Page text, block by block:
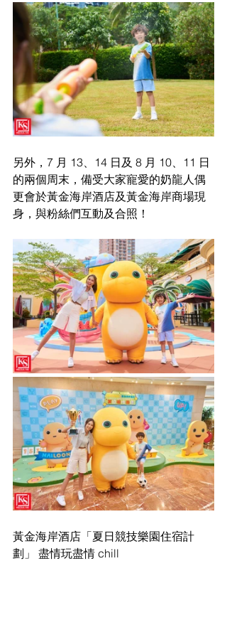
另外，7 月 13、14 日及 8 月 10、11 日
的兩個周末，備受大家寵愛的奶龍人偶
更會於黃金海岸酒店及黃金海岸商場現
身，與粉絲們互動及合照！
黃金海岸酒店「夏日競技樂園住宿計
劃」 盡情玩盡情 chill